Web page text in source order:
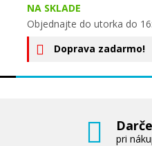
NA SKLADE
Objednajte do utorka do
Doprava zadarmo!
pri